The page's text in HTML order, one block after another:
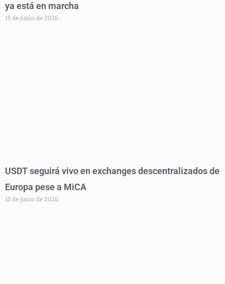
ya está en marcha
15 de junio de 2026
USDT seguirá vivo en exchanges descentralizados de
Europa pese a MiCA
15 de junio de 2026